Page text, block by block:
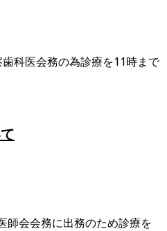
科医会務の為診療を11時まで
師会会務に出務のため診療を